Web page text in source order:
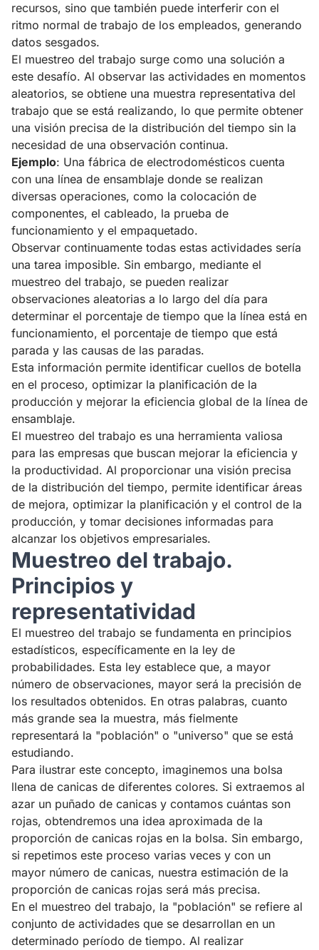
recursos, sino que también puede interferir con el
ritmo normal de trabajo de los empleados, generando
datos sesgados.
El muestreo del trabajo surge como una solución a
este desafío. Al observar las actividades en momentos
aleatorios, se obtiene una muestra representativa del
trabajo que se está realizando, lo que permite obtener
una visión precisa de la distribución del tiempo sin la
necesidad de una observación continua.
Ejemplo: Una fábrica de electrodomésticos cuenta
con una línea de ensamblaje donde se realizan
diversas operaciones, como la colocación de
componentes, el cableado, la prueba de
funcionamiento y el empaquetado.
Observar continuamente todas estas actividades sería
una tarea imposible. Sin embargo, mediante el
muestreo del trabajo, se pueden realizar
observaciones aleatorias a lo largo del día para
determinar el porcentaje de tiempo que la línea está en
funcionamiento, el porcentaje de tiempo que está
parada y las causas de las paradas.
Esta información permite identificar cuellos de botella
en el proceso, optimizar la planificación de la
producción y mejorar la eficiencia global de la línea de
ensamblaje.
El muestreo del trabajo es una herramienta valiosa
para las empresas que buscan mejorar la eficiencia y
la productividad. Al proporcionar una visión precisa
de la distribución del tiempo, permite identificar áreas
de mejora, optimizar la planificación y el control de la
producción, y tomar decisiones informadas para
alcanzar los objetivos empresariales.
Muestreo del trabajo.
Principios y
representatividad
El muestreo del trabajo se fundamenta en principios
estadísticos, específicamente en la ley de
probabilidades. Esta ley establece que, a mayor
número de observaciones, mayor será la precisión de
los resultados obtenidos. En otras palabras, cuanto
más grande sea la muestra, más fielmente
representará la "población" o "universo" que se está
estudiando.
Para ilustrar este concepto, imaginemos una bolsa
llena de canicas de diferentes colores. Si extraemos al
azar un puñado de canicas y contamos cuántas son
rojas, obtendremos una idea aproximada de la
proporción de canicas rojas en la bolsa. Sin embargo,
si repetimos este proceso varias veces y con un
mayor número de canicas, nuestra estimación de la
proporción de canicas rojas será más precisa.
En el muestreo del trabajo, la "población" se refiere al
conjunto de actividades que se desarrollan en un
determinado período de tiempo. Al realizar